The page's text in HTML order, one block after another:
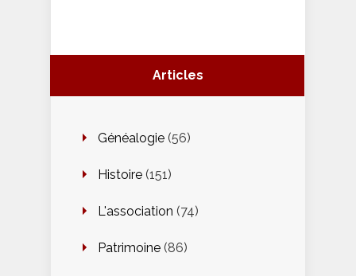
Articles
Généalogie (56)
Histoire (151)
L'association (74)
Patrimoine (86)